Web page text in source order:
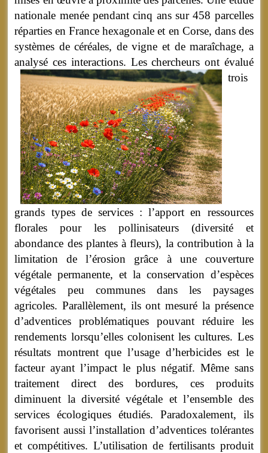
nationale menée pendant cinq ans sur 458 parcelles
réparties en France hexagonale et en Corse, dans des
systèmes de céréales, de vigne et de maraîchage, a
analysé ces interactions. Les chercheurs ont évalué
trois
grands types de services : l’apport en ressources
florales pour les pollinisateurs (diversité et
abondance des plantes à fleurs), la contribution à la
limitation de l’érosion grâce à une couverture
végétale permanente, et la conservation d’espèces
végétales peu communes dans les paysages
agricoles. Parallèlement, ils ont mesuré la présence
d’adventices problématiques pouvant réduire les
rendements lorsqu’elles colonisent les cultures. Les
résultats montrent que l’usage d’herbicides est le
facteur ayant l’impact le plus négatif. Même sans
traitement direct des bordures, ces produits
diminuent la diversité végétale et l’ensemble des
services écologiques étudiés. Paradoxalement, ils
favorisent aussi l’installation d’adventices tolérantes
et compétitives. L’utilisation de fertilisants produit